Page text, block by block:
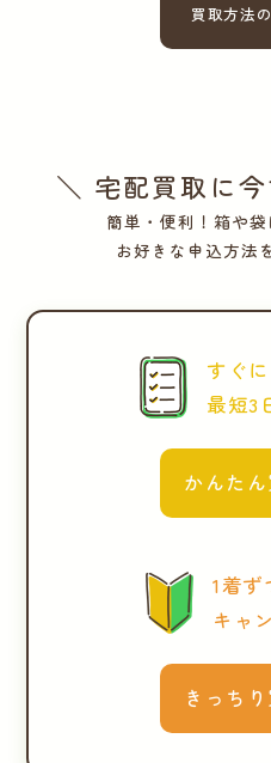
買取方法
＼ 宅配買取に
簡単・便利！箱や袋
お好きな申込方法
すぐ
最短3
かんた
1着ず
キャ
きっち